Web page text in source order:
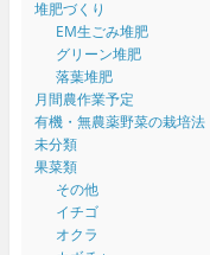
堆肥づくり
EM生ごみ堆肥
グリーン堆肥
落葉堆肥
月間農作業予定
有機・無農薬野菜の栽培法
未分類
果菜類
その他
イチゴ
オクラ